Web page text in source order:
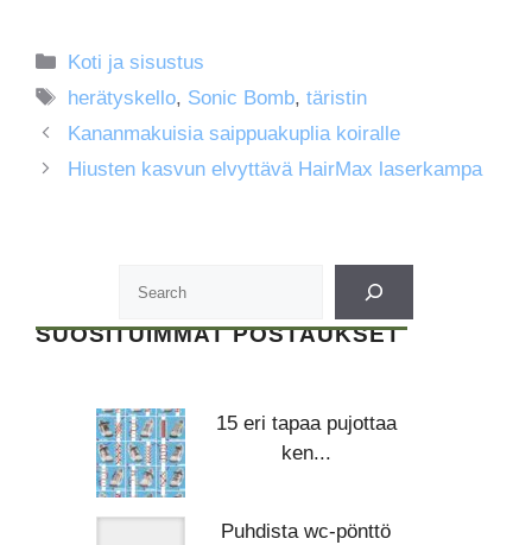
Kategoriat
Koti ja sisustus
Avainsanat
herätyskello, Sonic Bomb,täristin
Kananmakuisia saippuakuplia koiralle
Hiusten kasvun elvyttävä HairMax laserkampa
SUOSITUIMMAT POSTAUKSET
15 eri tapaa pujottaa
ken...
Puhdista wc-pönttö